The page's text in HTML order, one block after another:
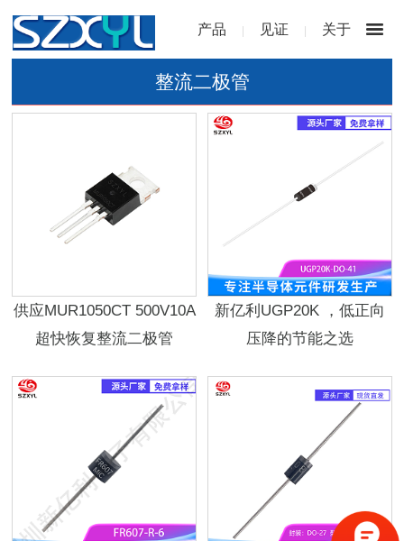
产品 | 见证 | 关于
整流二极管
供应MUR1050CT 500V10A
超快恢复整流二极管
新亿利UGP20K ，低正向
压降的节能之选